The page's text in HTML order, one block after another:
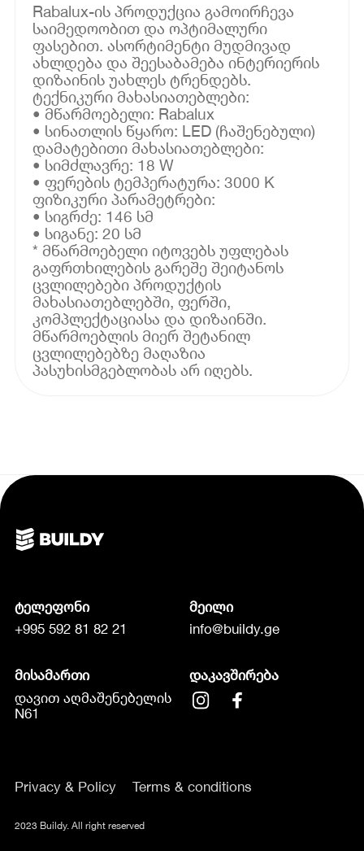
Rabalux-ის პროდუქცია გამოირჩევა
საიმედოობით და ოპტიმალური
ფასებით. ასორტიმენტი მუდმივად
ახლდება და შეესაბამება ინტერიერის
დიზაინის უახლეს ტრენდებს.
ტექნიკური მახასიათებლები:
• მწარმოებელი: Rabalux
• სინათლის წყარო: LED (ჩაშენებული)
დამატებითი მახასიათებლები:
• სიმძლავრე: 18 W
• ფერების ტემპერატურა: 3000 K
ფიზიკური პარამეტრები:
• სიგრძე: 146 სმ
• სიგანე: 20 სმ
* მწარმოებელი იტოვებს უფლებას
გაფრთხილების გარეშე შეიტანოს
ცვლილებები პროდუქტის
მახასიათებლებში, ფერში,
კომპლექტაციასა და დიზაინში.
მწარმოებლის მიერ შეტანილ
ცვლილებებზე მაღაზია
პასუხისმგებლობას არ იღებს.
ტელეფონი
+995 592 81 82 21
მეილი
info@buildy.ge
მისამართი
დავით აღმაშენებელის
N61
დაკავშირება
Privacy & Policy Terms & conditions
2023 Buildy. All right reserved